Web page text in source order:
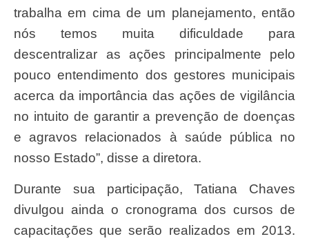
trabalha em cima de um planejamento, então
nós temos muita dificuldade para
descentralizar as ações principalmente pelo
pouco entendimento dos gestores municipais
acerca da importância das ações de vigilância
no intuito de garantir a prevenção de doenças
e agravos relacionados à saúde pública no
nosso Estado”, disse a diretora.
Durante sua participação, Tatiana Chaves
divulgou ainda o cronograma dos cursos de
capacitações que serão realizados em 2013.